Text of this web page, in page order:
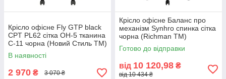
Крісло офісне Fly GTP black
CPT PL62 сітка OH-5 тканина
С-11 чорна (Новий Стиль ТМ)
В наявності
2 970 ₴ 3 070 ₴
Крісло офісне Баланс про
механізм Synhro спинка сітка
чорна (Richman ТМ)
Готово до відправки
від 10 120,98 ₴
від 10 434 ₴